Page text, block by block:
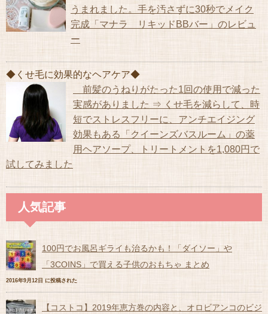
うまれました。手を汚さずに30秒でメイク
完成「マナラ リキッドBBバー」のレビュ
ー
◆くせ毛に効果的なヘアケア◆
前髪のうねりがたった1回の使用で減った
実感がありました ⇒ くせ毛を減らして、時
短でストレスフリーに、アンチエイジング
効果もある「クイーンズバスルーム」の薬
用ヘアソープ、トリートメントを1,080円で
試してみました
人気記事
100円でお風呂ギライも治るかも！「ダイソー」や
「3COINS」で買える子供のおもちゃ まとめ
2016年9月12日 に投稿された
【コストコ】2019年恵方巻の内容と、オロビアンコのビジ